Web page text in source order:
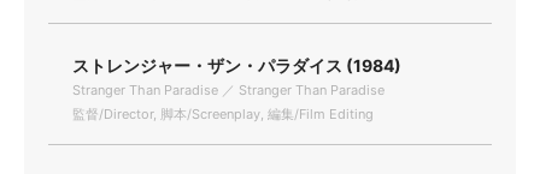
ストレンジャー・ザン・パラダイス (1984)
Stranger Than Paradise ／ Stranger Than Paradise
監督/Director, 脚本/Screenplay, 編集/Film Editing